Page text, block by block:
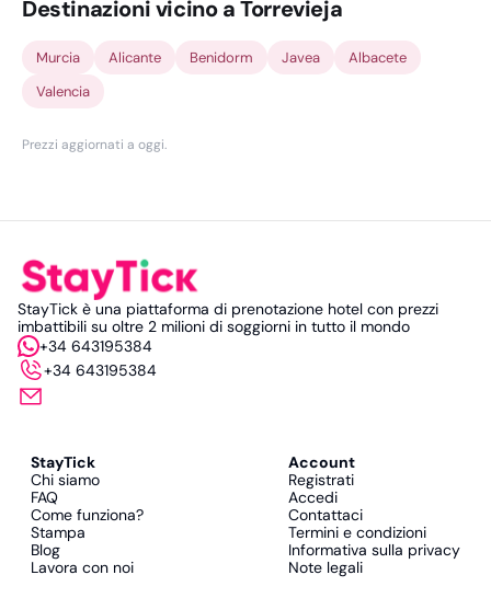
Destinazioni vicino a Torrevieja
Murcia Alicante Benidorm Javea
Albacete
Valencia
Prezzi aggiornati a oggi.
StayTick è una piattaforma di prenotazione hotel con prezzi
imbattibili su oltre 2 milioni di soggiorni in tutto il mondo
+34 643195384
+34 643195384
StayTick
Chi siamo
FAQ
Come funziona?
Stampa
Blog
Lavora con noi
Account
Registrati
Accedi
Contattaci
Termini e condizioni
Informativa sulla privacy
Note legali